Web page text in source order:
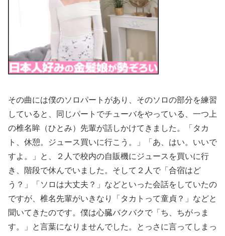
その曲には僕のソロパートがあり、そのソロの部分を練習
していると、同じパートでチューバをやっている、一つ上
の椎名眸（ひとみ）先輩が話しかけてきました。「タカ
ト、休憩。ジュース買いに行こう。」「あ、はい。いいで
すよ。」と、２人で校内の自販機にジュースを買いに行
き、階段で休んでいました。そして２人で「合宿はど
う？」「ソロは大丈夫？」などといった会話をしていたの
ですが、椎名先輩がいきなり「タカトって童貞？」などと
聞いてきたのです。僕は心臓バクバクで「ち、ちがっま
す。」と言葉になりませんでした。とっさに言ってしまっ